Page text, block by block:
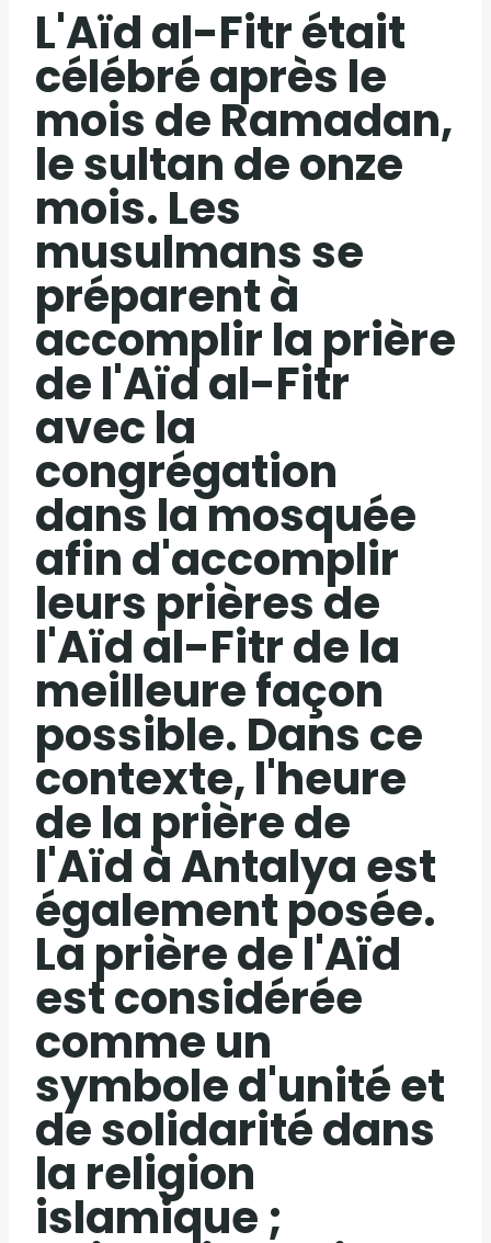
L'Aïd al-Fitr était
célébré après le
mois de Ramadan,
le sultan de onze
mois. Les
musulmans se
préparent à
accomplir la prière
de l'Aïd al-Fitr
avec la
congrégation
dans la mosquée
afin d'accomplir
leurs prières de
l'Aïd al-Fitr de la
meilleure façon
possible. Dans ce
contexte, l'heure
de la prière de
l'Aïd à Antalya est
également posée.
La prière de l'Aïd
est considérée
comme un
symbole d'unité et
de solidarité dans
la religion
islamique ;